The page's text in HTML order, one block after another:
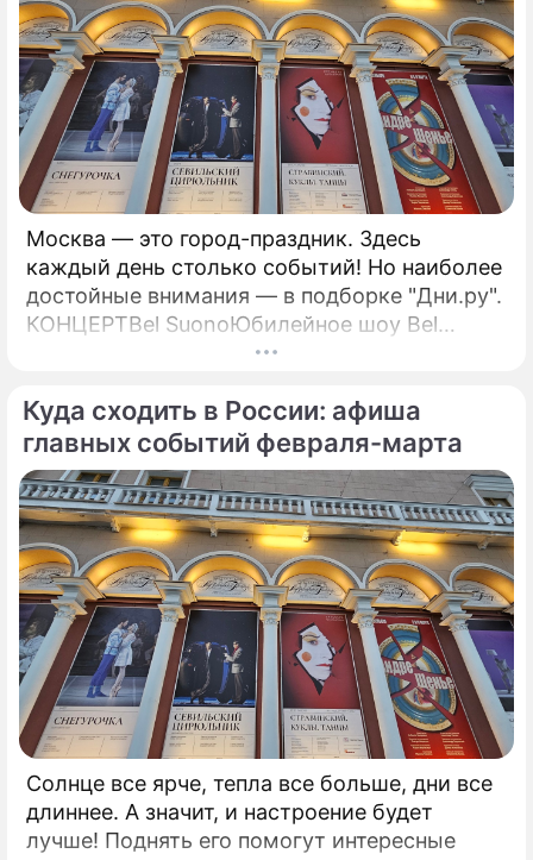
Москва — это город-праздник. Здесь
каждый день столько событий! Но наиболее
достойные внимания — в подборке "Дни.ру".
КОНЦЕРТBel SuonoЮбилейное шоу Bel
в уникальном формате.
Куда сходить в России: афиша
главных событий февраля-марта
Солнце все ярче, тепла все больше, дни все
длиннее. А значит, и настроение будет
лучше! Поднять его помогут интересные